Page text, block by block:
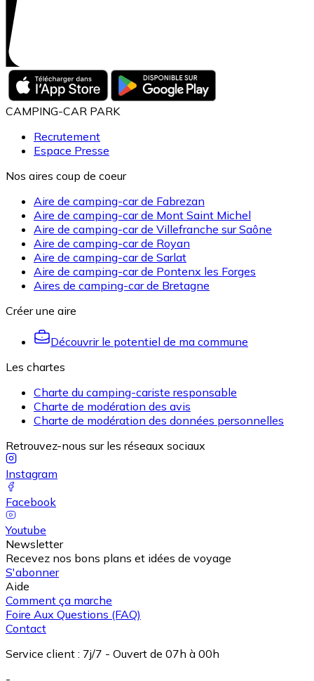
CAMPING-CAR PARK
Recrutement
Espace Presse
Nos aires coup de coeur
Aire de camping-car de Fabrezan
Aire de camping-car de Mont Saint Michel
Aire de camping-car de Villefranche sur Saône
Aire de camping-car de Royan
Aire de camping-car de Sarlat
Aire de camping-car de Pontenx les Forges
Aires de camping-car de Bretagne
Créer une aire
Découvrir le potentiel de ma commune
Les chartes
Charte du camping-cariste responsable
Charte de modération des avis
Charte de modération des données personnelles
Retrouvez-nous sur les réseaux sociaux
Instagram
Facebook
Youtube
Newsletter
Recevez nos bons plans et idées de voyage
S'abonner
Aide
Comment ça marche
Foire Aux Questions (FAQ)
Contact
Service client : 7j/7 - Ouvert de 07h à 00h